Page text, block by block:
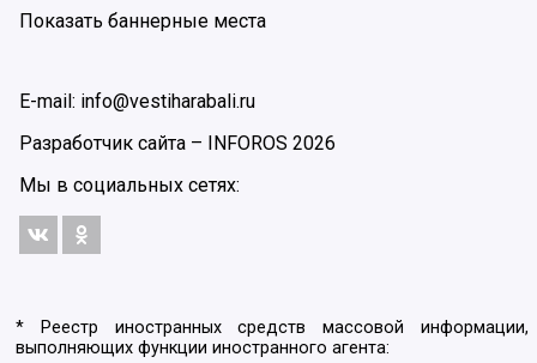
Показать баннерные места
E-mail: info@vestiharabali.ru
Разработчик сайта – INFOROS 2026
Мы в социальных сетях:
* Реестр иностранных средств массовой информации,
выполняющих функции иностранного агента: